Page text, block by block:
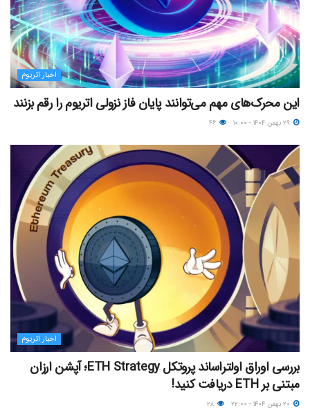
اخبار اتریوم
این محرک‌های مهم می‌توانند پایان فاز نزولی اتریوم را رقم بزنند
اخبار اتریوم
بررسی اوراق اولتراساند پروتکل ETH Strategy؛ آپشن ارزان
مبتنی بر ETH دریافت کنید!